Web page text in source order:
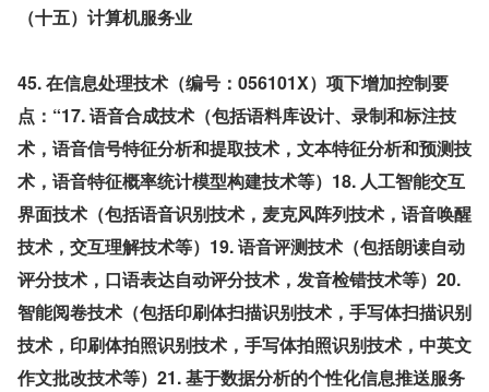
（十五）计算机服务业
45. 在信息处理技术（编号：056101X）项下增加控制要
点：“17. 语音合成技术（包括语料库设计、录制和标注技
术，语音信号特征分析和提取技术，文本特征分析和预测技
术，语音特征概率统计模型构建技术等）18. 人工智能交互
界面技术（包括语音识别技术，麦克风阵列技术，语音唤醒
技术，交互理解技术等）19. 语音评测技术（包括朗读自动
评分技术，口语表达自动评分技术，发音检错技术等）20.
智能阅卷技术（包括印刷体扫描识别技术，手写体扫描识别
技术，印刷体拍照识别技术，手写体拍照识别技术，中英文
作文批改技术等）21. 基于数据分析的个性化信息推送服务